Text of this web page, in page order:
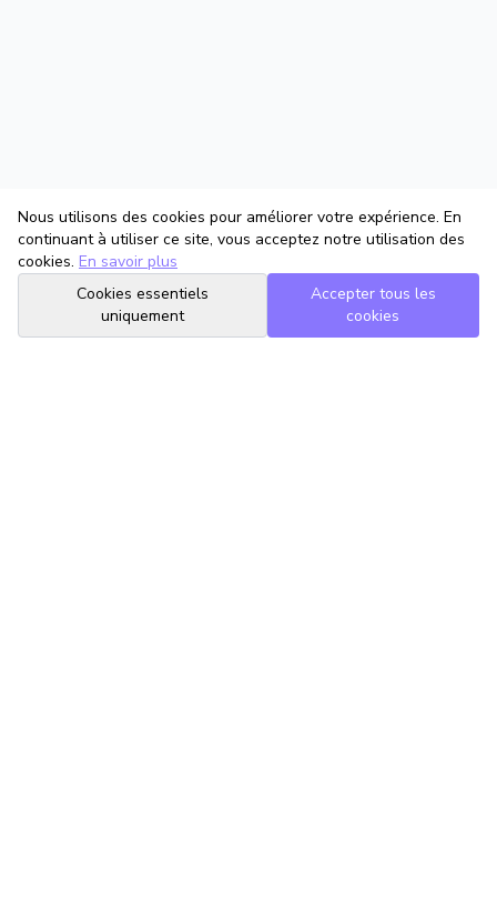
Nous utilisons des cookies pour améliorer votre expérience. En
continuant à utiliser ce site, vous acceptez notre utilisation des
cookies. En savoir plus
Cookies essentiels
uniquement
Accepter tous les
cookies